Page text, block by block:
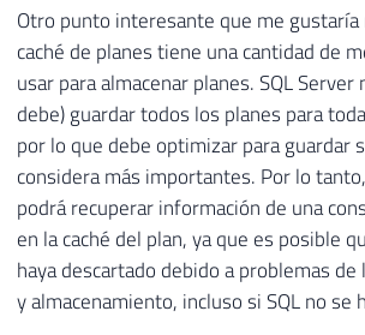
Otro punto interesante que me
caché de planes tiene una cantidad de
usar para almacenar planes. SQL Server
debe) guardar todos los planes para
por lo que debe optimizar para guardar
considera más importantes. Por lo
podrá recuperar información de una
en la caché del plan, ya que es posible
haya descartado debido a problemas
y almacenamiento, incluso si SQL no se